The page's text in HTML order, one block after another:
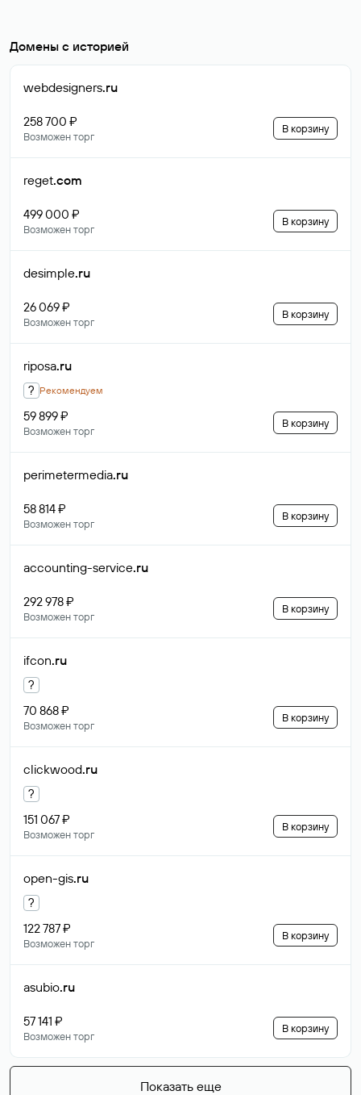
Домены с историей
webdesigners.ru
258 700 ₽
Возможен торг
В корзину
reget.com
499 000 ₽
Возможен торг
В корзину
desimple.ru
26 069 ₽
Возможен торг
В корзину
riposa.ru
? Рекомендуем
59 899 ₽
Возможен торг
В корзину
perimetermedia.ru
58 814 ₽
Возможен торг
В корзину
accounting-service.ru
292 978 ₽
Возможен торг
В корзину
ifcon.ru
?
70 868 ₽
Возможен торг
В корзину
clickwood.ru
?
151 067 ₽
Возможен торг
В корзину
open-gis.ru
?
122 787 ₽
Возможен торг
В корзину
asubio.ru
57 141 ₽
Возможен торг
В корзину
Показать еще